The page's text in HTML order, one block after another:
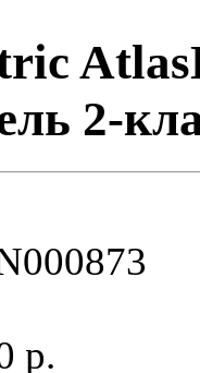
2-
р.